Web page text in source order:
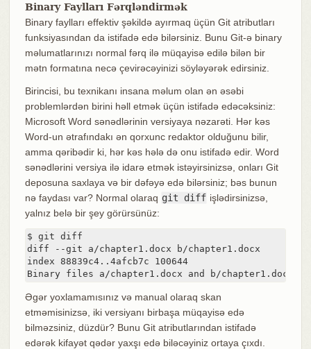
Binary Faylları Fərqləndirmək
Binary faylları effektiv şəkildə ayırmaq üçün Git atributları
funksiyasından da istifadə edə bilərsiniz. Bunu Git-ə binary
məlumatlarınızı normal fərq ilə müqayisə edilə bilən bir
mətn formatına necə çevirəcəyinizi söyləyərək edirsiniz.
Birincisi, bu texnikanı insana məlum olan ən əsəbi
problemlərdən birini həll etmək üçün istifadə edəcəksiniz:
Microsoft Word sənədlərinin versiyaya nəzarəti. Hər kəs
Word-un ətrafındakı ən qorxunc redaktor olduğunu bilir,
amma qəribədir ki, hər kəs hələ də onu istifadə edir. Word
sənədlərini versiya ilə idarə etmək istəyirsinizsə, onları Git
deposuna saxlaya və bir dəfəyə edə bilərsiniz; bəs bunun
nə faydası var? Normal olaraq git diff işlədirsinizsə,
yalnız belə bir şey görürsünüz:
$ git diff
diff --git a/chapter1.docx b/chapter1.docx
index 88839c4..4afcb7c 100644
Binary files a/chapter1.docx and b/chapter1.docx
Əgər yoxlamamısınız və manual olaraq skan
etməmisinizsə, iki versiyanı birbaşa müqayisə edə
bilməzsiniz, düzdür? Bunu Git atributlarından istifadə
edərək kifayət qədər yaxşı edə biləcəyiniz ortaya çıxdı.